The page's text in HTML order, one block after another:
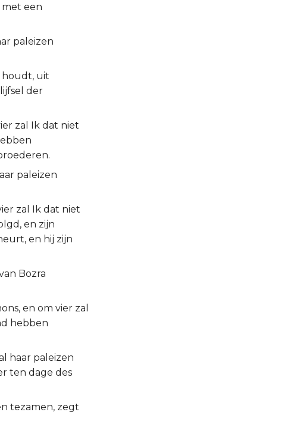
een
paleizen
houdt, uit
der
zal Ik dat niet
paleizen
zal Ik dat niet
en zijn
en hij zijn
Bozra
en om vier zal
hebben
haar paleizen
ten dage des
tezamen, zegt